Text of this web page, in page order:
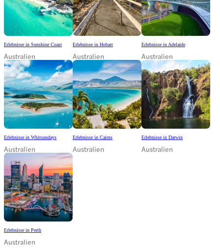
Erlebnisse in Sunshine Coast
Australien
Erlebnisse in Hobart
Australien
Erlebnisse in Adelaide
Australien
Erlebnisse in Whitsundays
Australien
Erlebnisse in Cairns
Australien
Erlebnisse in Darwin
Australien
Erlebnisse in Perth
Australien